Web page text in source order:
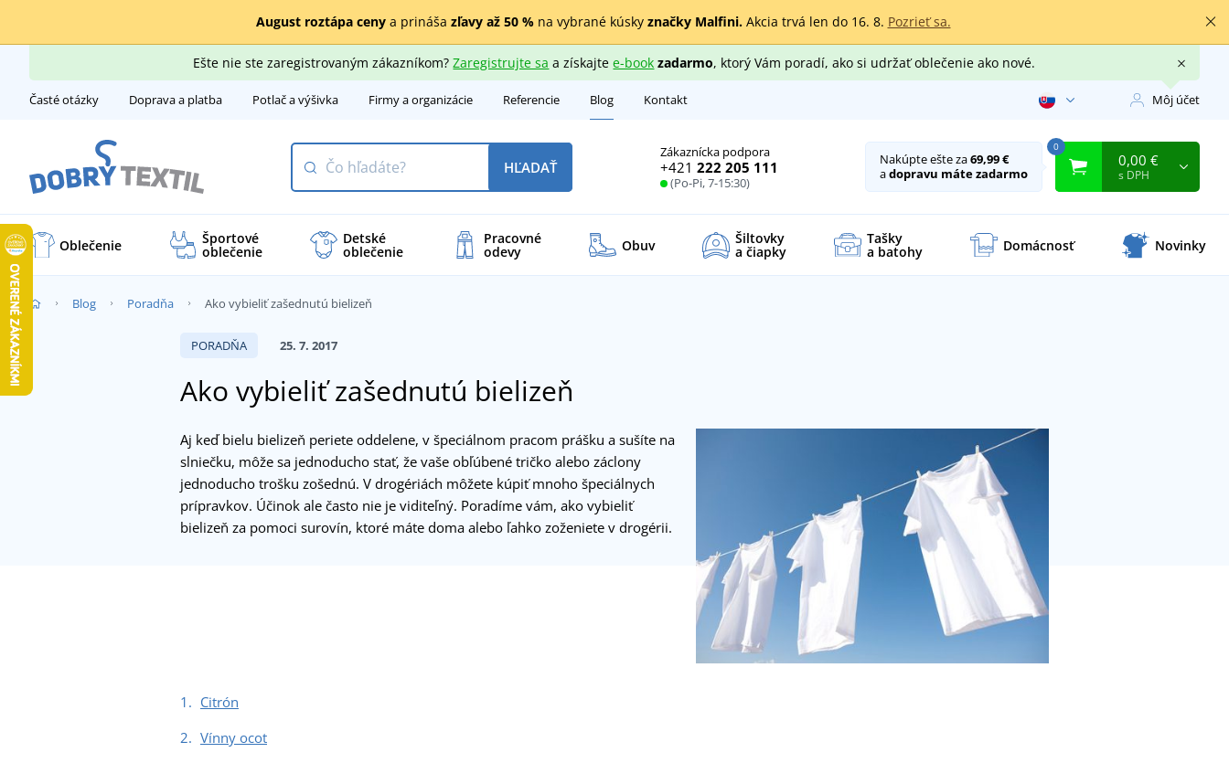
August roztápa cenya prináša zľavy až 50 %na vybrané kúsky značky Malfini.Akcia trvá len do 16. 8. Pozrieť sa.
Ešte nie ste zaregistrovaným zákazníkom?Zaregistrujte sa a získajtee-book zadarmo, ktorý Vám poradí, ako si udržať oblečenie ako nové.
Časté otázky Doprava a platba Potlač a výšivka Firmy a organizácie Referencie Blog Kontakt Môj účet
Zákaznícka podpora
+421 222 205 111
(Po-Pi, 7-15:30)
HĽADAŤ Nakúpte ešte za69,99 €
adopravu máte zadarmo
0
0,00 €
s DPH
Oblečenie Športové
oblečenie
Detské
oblečenie
Pracovné
odevy Obuv Šiltovky
a čiapky
Tašky
a batohy Domácnosť Novinky
Blog Poradňa Ako vybieliť zašednutú bielizeň
PORADŇA 25. 7. 2017
Ako vybieliť zašednutú bielizeň
Aj keď bielu bielizeň periete oddelene, v špeciálnom pracom prášku a sušíte na
slniečku, môže sa jednoducho stať, že vaše obľúbené tričko alebo záclony
jednoducho trošku zošednú. V drogériách môžete kúpiť mnoho špeciálnych
prípravkov. Účinok ale často nie je viditeľný. Poradíme vám, ako vybieliť
bielizeň za pomoci surovín, ktoré máte doma alebo ľahko zoženiete v drogérii.
Citrón
Vínny ocot